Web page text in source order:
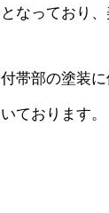
となっており
付帯部の塗装
いております。